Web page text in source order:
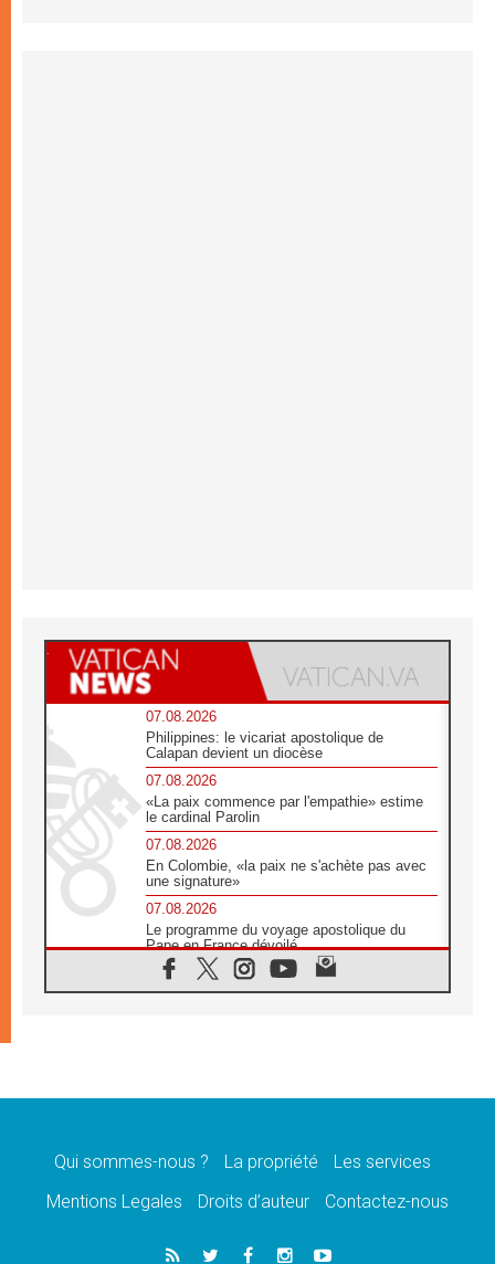
07.08.2026
Philippines: le vicariat apostolique de
Calapan devient un diocèse
07.08.2026
«La paix commence par l'empathie» estime
le cardinal Parolin
07.08.2026
En Colombie, «la paix ne s'achète pas avec
une signature»
07.08.2026
Le programme du voyage apostolique du
Pape en France dévoilé
07.08.2026
1ère Conférence continentale sur l'éducation
07.08.2026
07.08.2026
lancement des «dix jours de prière pour la
06.08.2026
Qui sommes-nous ? La propriété
Les services
Mentions Legales
Droits d’auteur Contactez-nous